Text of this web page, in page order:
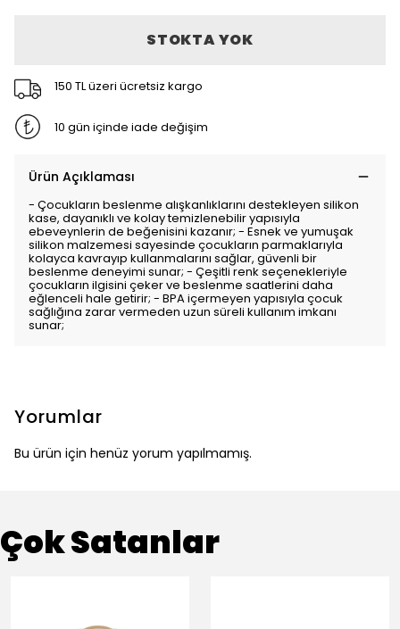
STOKTA YOK
150 TL üzeri ücretsiz kargo
10 gün içinde iade değişim
Ürün Açıklaması
- Çocukların beslenme alışkanlıklarını destekleyen silikon
kase, dayanıklı ve kolay temizlenebilir yapısıyla
ebeveynlerin de beğenisini kazanır; - Esnek ve yumuşak
silikon malzemesi sayesinde çocukların parmaklarıyla
kolayca kavrayıp kullanmalarını sağlar, güvenli bir
beslenme deneyimi sunar; - Çeşitli renk seçenekleriyle
çocukların ilgisini çeker ve beslenme saatlerini daha
eğlenceli hale getirir; - BPA içermeyen yapısıyla çocuk
sağlığına zarar vermeden uzun süreli kullanım imkanı
sunar;
Yorumlar
Bu ürün için henüz yorum yapılmamış.
Çok Satanlar